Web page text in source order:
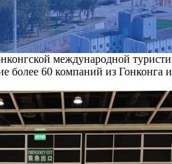
международной
более 60 компаний из